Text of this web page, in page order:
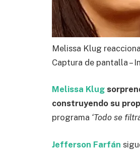
Melissa Klug
Captura de pantalla –
Melissa Klug
construyendo su
programa ‘Todo se
Jefferson Farfán